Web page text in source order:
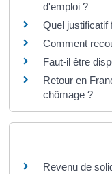
d'emploi ?
Quel justificatif
Comment
Faut-il être
Retour en
chômage ?
Revenu de